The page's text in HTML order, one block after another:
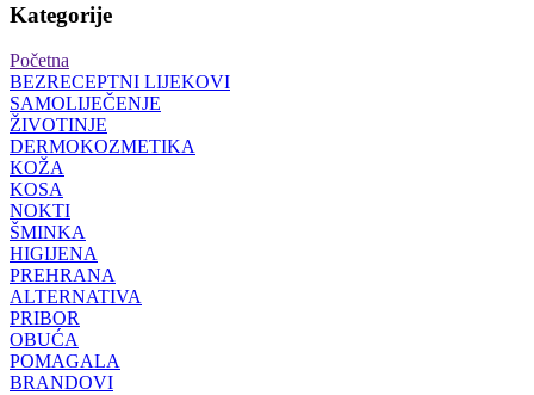
Kategorije
Početna
BEZRECEPTNI LIJEKOVI
SAMOLIJEČENJE
ŽIVOTINJE
DERMOKOZMETIKA
KOŽA
KOSA
NOKTI
ŠMINKA
HIGIJENA
PREHRANA
ALTERNATIVA
PRIBOR
OBUĆA
POMAGALA
BRANDOVI